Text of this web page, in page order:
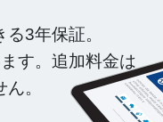
3年保証。
す。追加料金は
。